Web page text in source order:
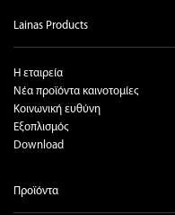
Lainas Products
Η εταιρεία
Νέα προϊόντα καινοτομίες
Κοινωνική ευθύνη
Εξοπλισμός
Download
Προϊόντα